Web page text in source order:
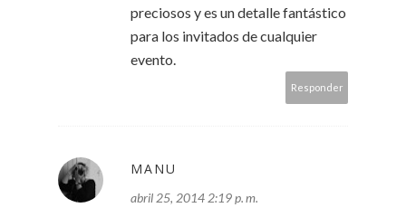
preciosos y es un detalle fantástico
para los invitados de cualquier
evento.
Responder
MANU
abril 25, 2014 2:19 p. m.